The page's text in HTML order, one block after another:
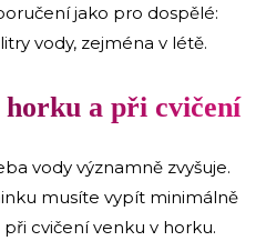
jako pro dospělé:
vody, zejména v létě.
a při cvičení
vody významně zvyšuje.
musíte vypít minimálně
cvičení venku v horku.